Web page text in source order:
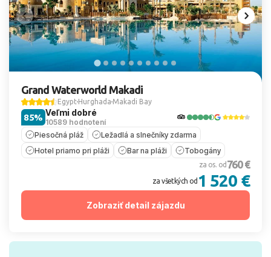
Grand Waterworld Makadi
Egypt Hurghada Makadi Bay
Veľmi dobré
10589 hodnotení
85%
Piesočná pláž
Ležadlá a slnečníky zdarma
Hotel priamo pri pláži
Bar na pláži Tobogány
za os. od 760 €
za všetkých od 1 520 €
Zobraziť detail zájazdu